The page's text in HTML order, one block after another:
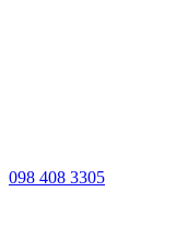
098 408 3305